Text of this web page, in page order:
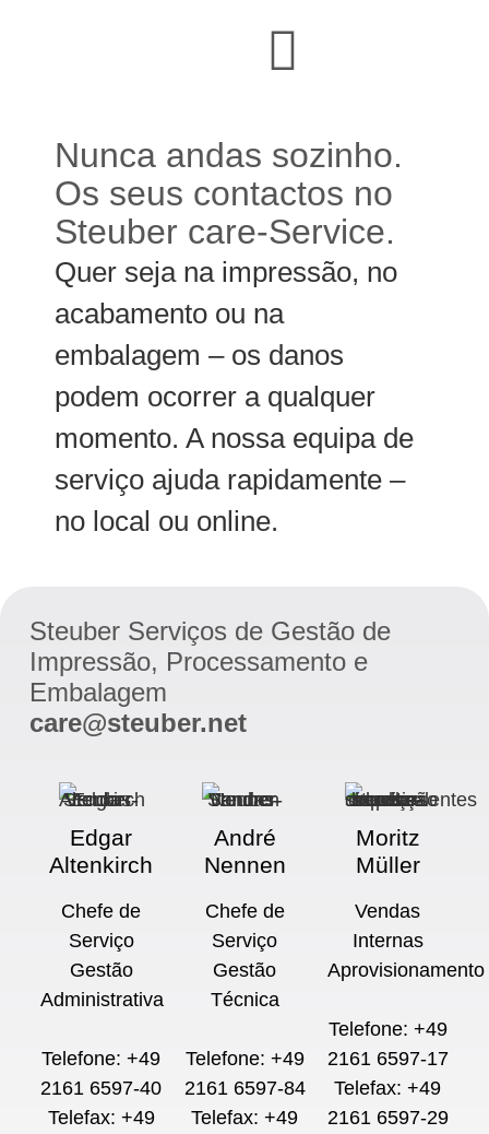
Nunca andas sozinho.
Os seus contactos no
Steuber care-Service.
Quer seja na impressão, no
acabamento ou na
embalagem – os danos
podem ocorrer a qualquer
momento. A nossa equipa de
serviço ajuda rapidamente –
no local ou online.
Steuber Serviços de Gestão de
Impressão, Processamento e
Embalagem
care@steuber.net
Edgar
Altenkirch
Chefe de
Serviço
Gestão
Administrativa
Telefone: +49
2161 6597-40
Telefax: +49
André
Nennen
Chefe de
Serviço
Gestão
Técnica
Telefone: +49
2161 6597-84
Telefax: +49
Moritz
Müller
Vendas
Internas
Aprovisionamento
Telefone: +49
2161 6597-17
Telefax: +49
2161 6597-29